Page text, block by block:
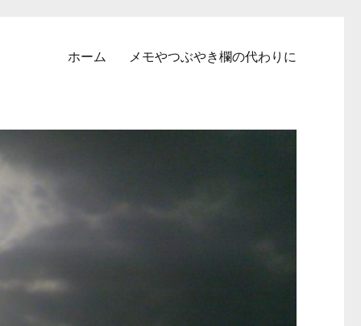
ホーム メモやつぶやき欄の代わりに